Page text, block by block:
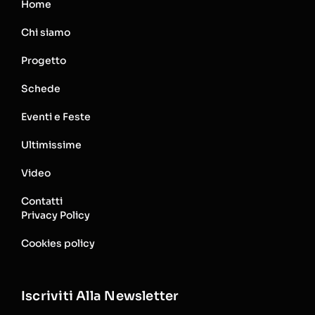
Home
Chi siamo
Progetto
Schede
Eventi e Feste
Ultimissime
Video
Contatti
Privacy Policy
Cookies policy
Iscriviti Alla Newsletter